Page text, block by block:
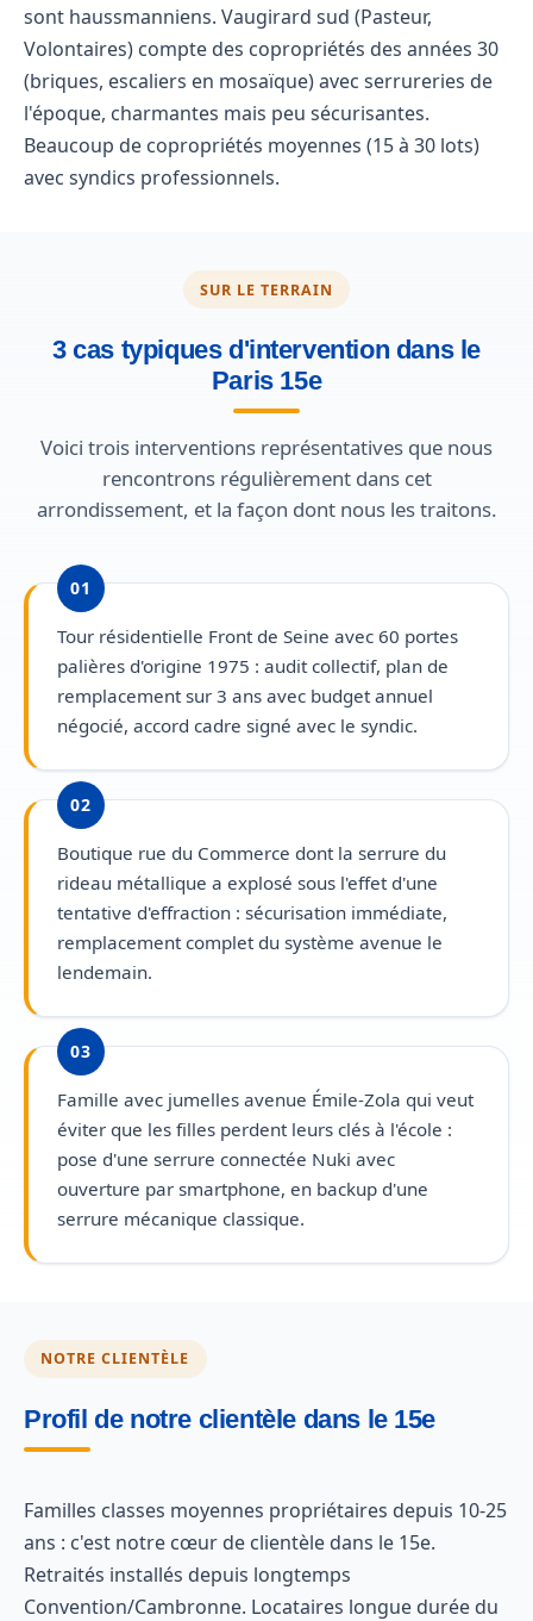
sont haussmanniens. Vaugirard sud (Pasteur,
Volontaires) compte des copropriétés des années 30
(briques, escaliers en mosaïque) avec serrureries de
l'époque, charmantes mais peu sécurisantes.
Beaucoup de copropriétés moyennes (15 à 30 lots)
avec syndics professionnels.
SUR LE TERRAIN
3 cas typiques d'intervention dans le
Paris 15e
Voici trois interventions représentatives que nous
rencontrons régulièrement dans cet
arrondissement, et la façon dont nous les traitons.
01
Tour résidentielle Front de Seine avec 60 portes
palières d'origine 1975 : audit collectif, plan de
remplacement sur 3 ans avec budget annuel
négocié, accord cadre signé avec le syndic.
02
Boutique rue du Commerce dont la serrure du
rideau métallique a explosé sous l'effet d'une
tentative d'effraction : sécurisation immédiate,
remplacement complet du système avenue le
lendemain.
03
Famille avec jumelles avenue Émile-Zola qui veut
éviter que les filles perdent leurs clés à l'école :
pose d'une serrure connectée Nuki avec
ouverture par smartphone, en backup d'une
serrure mécanique classique.
NOTRE CLIENTÈLE
Profil de notre clientèle dans le 15e
Familles classes moyennes propriétaires depuis 10-25
ans : c'est notre cœur de clientèle dans le 15e.
Retraités installés depuis longtemps
Convention/Cambronne. Locataires longue durée du